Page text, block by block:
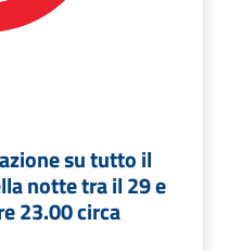
su tutto il
notte tra il 29 e
23.00 circa